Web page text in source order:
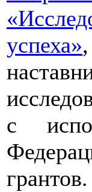
успеха»
с
грантов.